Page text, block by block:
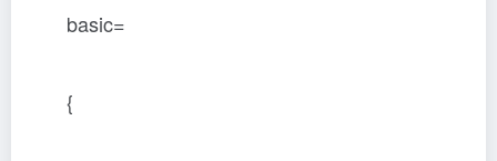
basic=
{